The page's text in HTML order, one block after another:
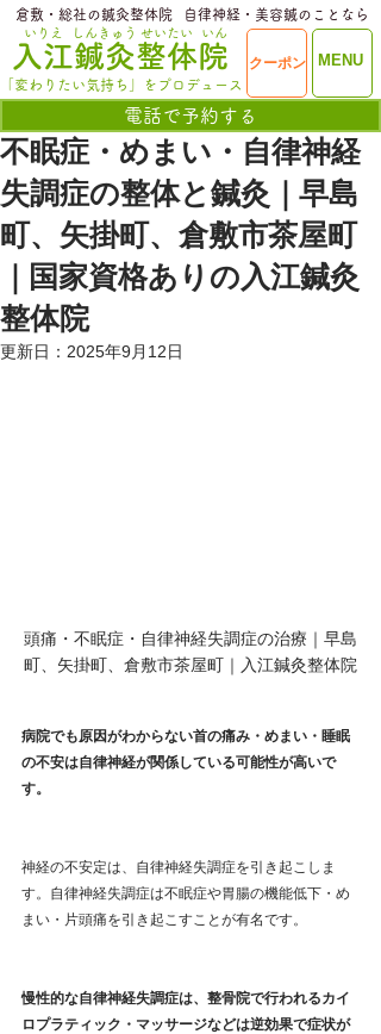
ME
​入江鍼灸整体院
いりえ
MENU
クーポン
電話で予約する
せいたい
しんきゅう いん
「変わりたい気持ち」をプロデュース
​倉敷・総社の鍼灸整体院 ​自律神経・美容鍼のことなら
不眠症・めまい・自律神経
失調症の整体と鍼灸｜早島
町、矢掛町、倉敷市茶屋町
｜国家資格ありの入江鍼灸
整体院
更新日： 2025年9月12日
頭痛・不眠症・自律神経失調症の治療｜早島
町、矢掛町、倉敷市茶屋町｜入江鍼灸整体院
病院でも原因がわからない首の痛み・めまい・睡眠
の不安は自律神経が関係している可能性が高いで
す。
神経の不安定は、自律神経失調症を引き起こしま
す。自律神経失調症は不眠症や胃腸の機能低下・め
まい・片頭痛を引き起こすことが有名です。
慢性的な自律神経失調症は、整骨院で行われるカイ
ロプラティック・マッサージなどは逆効果で症状が